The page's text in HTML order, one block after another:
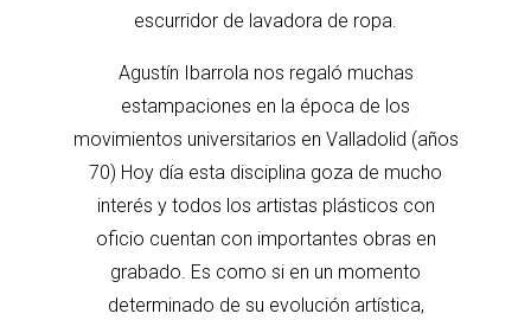
escurridor de lavadora de ropa.
Agustín Ibarrola nos regaló muchas
estampaciones en la época de los
movimientos universitarios en Valladolid (años
70) Hoy día esta disciplina goza de mucho
interés y todos los artistas plásticos con
oficio cuentan con importantes obras en
grabado. Es como si en un momento
determinado de su evolución artística,